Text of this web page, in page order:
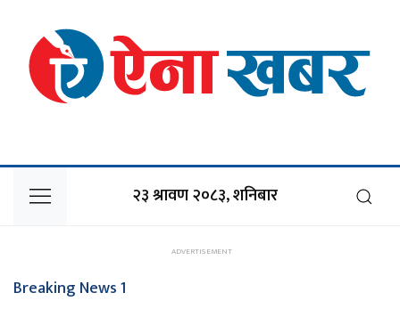
२३ श्रावण २०८३, शनिबार
Breaking News 1